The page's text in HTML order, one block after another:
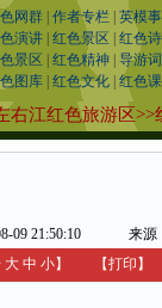
网群 作者专栏 英模
演讲 红色景区
红色
景区 红色精神 导游
图库 红色文化 红色
右江红色旅游区>>
09 21:50:10
来源
大 中 小】 【打印 】